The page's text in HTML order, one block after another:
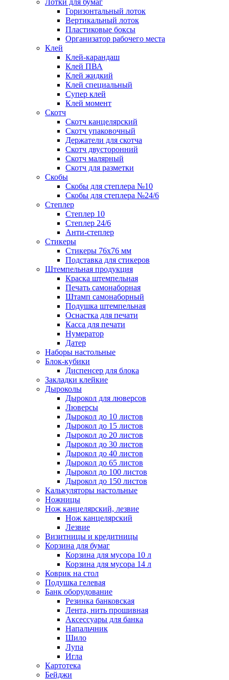
Лотки для бумаг
Горизонтальный лоток
Вертикальный лоток
Пластиковые боксы
Организатор рабочего места
Клей
Клей-карандаш
Клей ПВА
Клей жидкий
Клей специальный
Супер клей
Клей момент
Скотч
Скотч канцелярский
Скотч упаковочный
Держатели для скотча
Скотч двусторонний
Скотч малярный
Скотч для разметки
Скобы
Скобы для степлера №10
Скобы для степлера №24/6
Степлер
Степлер 10
Степлер 24/6
Анти-степлер
Стикеры
Стикеры 76x76 мм
Подставка для стикеров
Штемпельная продукция
Краска штемпельная
Печать самонаборная
Штамп самонаборный
Подушка штемпельная
Оснастка для печати
Касса для печати
Нумератор
Датер
Наборы настольные
Блок-кубики
Диспенсер для блока
Закладки клейкие
Дыроколы
Дырокол для люверсов
Люверсы
Дырокол до 10 листов
Дырокол до 15 листов
Дырокол до 20 листов
Дырокол до 30 листов
Дырокол до 40 листов
Дырокол до 65 листов
Дырокол до 100 листов
Дырокол до 150 листов
Калькуляторы настольные
Ножницы
Нож канцелярский, лезвие
Нож канцелярский
Лезвие
Визитницы и кредитницы
Корзина для бумаг
Корзина для мусора 10 л
Корзина для мусора 14 л
Коврик на стол
Подушка гелевая
Банк оборудование
Резинка банковская
Лента, нить прошивная
Аксессуары для банка
Напальчник
Шило
Лупа
Игла
Картотека
Бейджи